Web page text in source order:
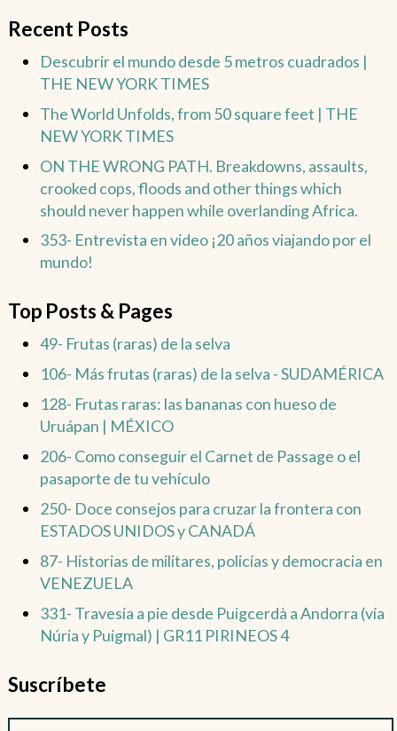
Recent Posts
Descubrir el mundo desde 5 metros cuadrados |
THE NEW YORK TIMES
The World Unfolds, from 50 square feet | THE
NEW YORK TIMES
ON THE WRONG PATH. Breakdowns, assaults,
crooked cops, floods and other things which
should never happen while overlanding Africa.
353- Entrevista en video ¡20 años viajando por el
mundo!
Top Posts & Pages
49- Frutas (raras) de la selva
106- Más frutas (raras) de la selva - SUDAMÉRICA
128- Frutas raras: las bananas con hueso de
Uruápan | MÉXICO
206- Como conseguir el Carnet de Passage o el
pasaporte de tu vehículo
250- Doce consejos para cruzar la frontera con
ESTADOS UNIDOS y CANADÁ
87- Historias de militares, policías y democracia en
VENEZUELA
331- Travesía a pie desde Puigcerdà a Andorra (vía
Núria y Puigmal) | GR11 PIRINEOS 4
Suscríbete